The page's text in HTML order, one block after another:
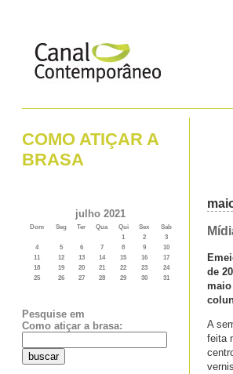
COMO ATIÇAR A
BRASA
julho 2021
Dom Seg Ter Qua Qui Sex
Sab
1
2
3
4
5 6 7 8 9
10
11
12 13 14 15 16
17
18
19 20 21 22 23
24
25
26 27 28 29 30 31
Pesquise em
Como atiçar a brasa:
de
A
feita